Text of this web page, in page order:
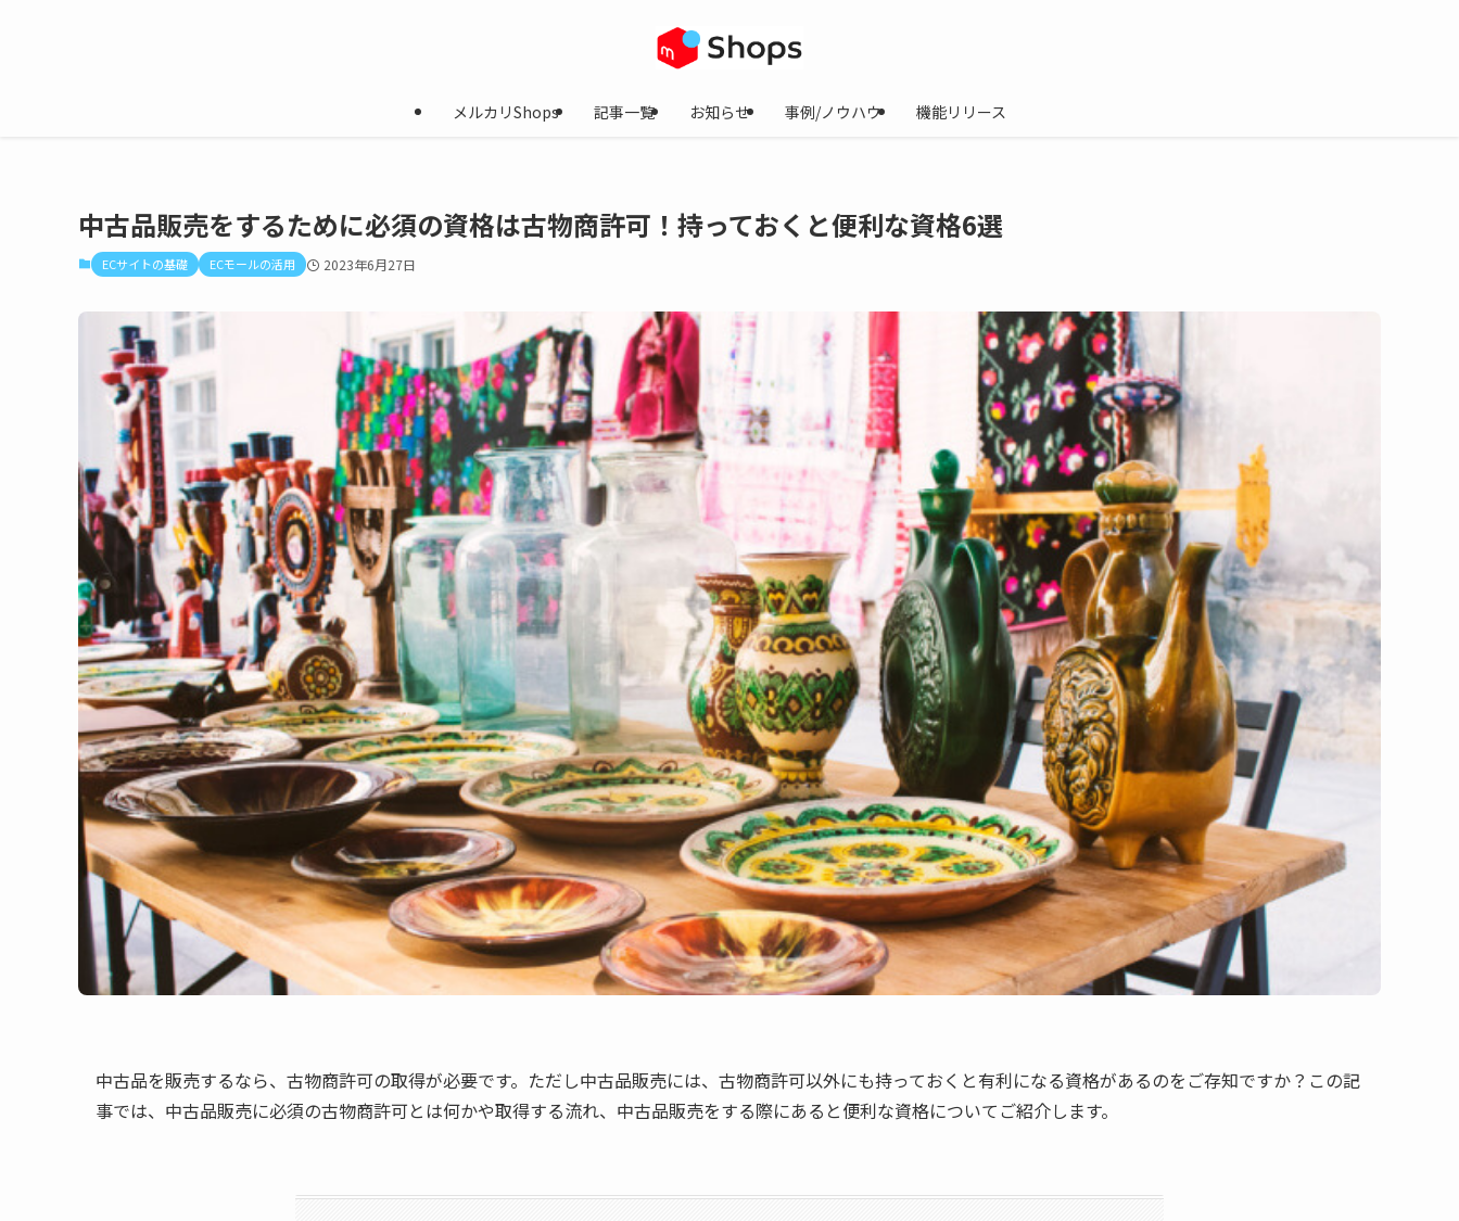
メルカリShops 記事一覧 お知らせ 事例/ノウハウ 機能リリース
中古品販売をするために必須の資格は古物商許可！持っておくと便利な資格6選
ECサイトの基礎 ECモールの活用 2023年6月27日
中古品を販売するなら、古物商許可の取得が必要です。ただし中古品販売には、古物商許可以外にも持っておくと有利になる資格があるのをご存知ですか？この記
事では、中古品販売に必須の古物商許可とは何かや取得する流れ、中古品販売をする際にあると便利な資格についてご紹介します。